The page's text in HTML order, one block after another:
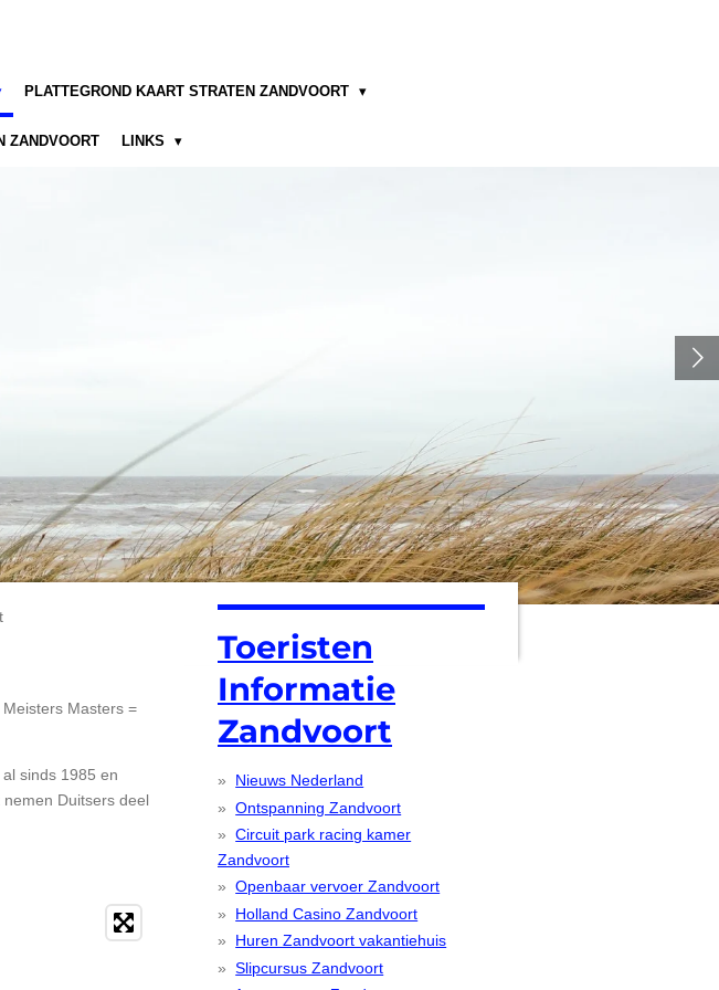
PLATTEGROND KAART STRATEN ZANDVOORT
ZANDVOORT LINKS
Masters =
sinds 1985 en
Duitsers deel
Toeristen
Informatie
Zandvoort
Nieuws Nederland
Ontspanning Zandvoort
Circuit park racing kamer
Zandvoort
Openbaar vervoer Zandvoort
Holland Casino Zandvoort
Huren Zandvoort vakantiehuis
Slipcursus Zandvoort